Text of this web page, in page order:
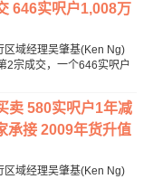
646实呎户1,008万
区域经理吴肇基(Ken Ng)
2宗成交，一个646实呎户
卖 580实呎户1年减
承接 2009年货升值
区域经理吴肇基(Ken Ng)